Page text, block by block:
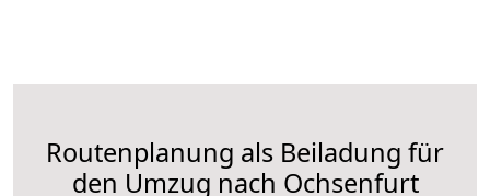
Routenplanung als Beiladung für
den Umzug nach Ochsenfurt